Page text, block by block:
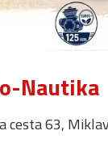
Nautika
63,